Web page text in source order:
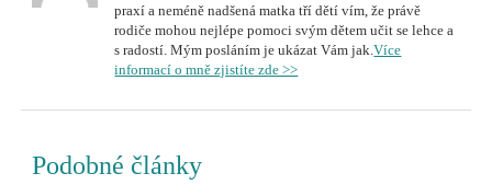
praxí a neméně nadšená matka tří dětí vím, že právě
rodiče mohou nejlépe pomoci svým dětem učit se lehce a
s radostí. Mým posláním je ukázat Vám jak.Více
informací o mně zjistíte zde >>
Podobné články